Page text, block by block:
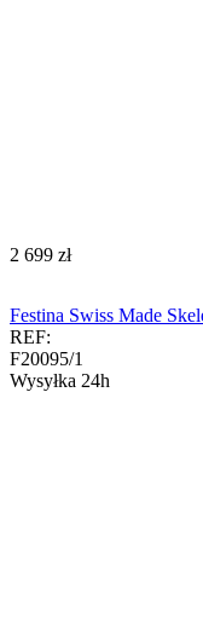
‍2 699‍ zł
Festina Swiss Made
REF:
F20095/1
Wysyłka 24h